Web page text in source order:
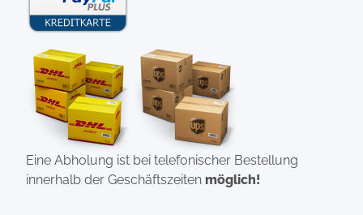
Eine Abholung ist bei telefonischer Bestellung
innerhalb der Geschäftszeiten möglich!